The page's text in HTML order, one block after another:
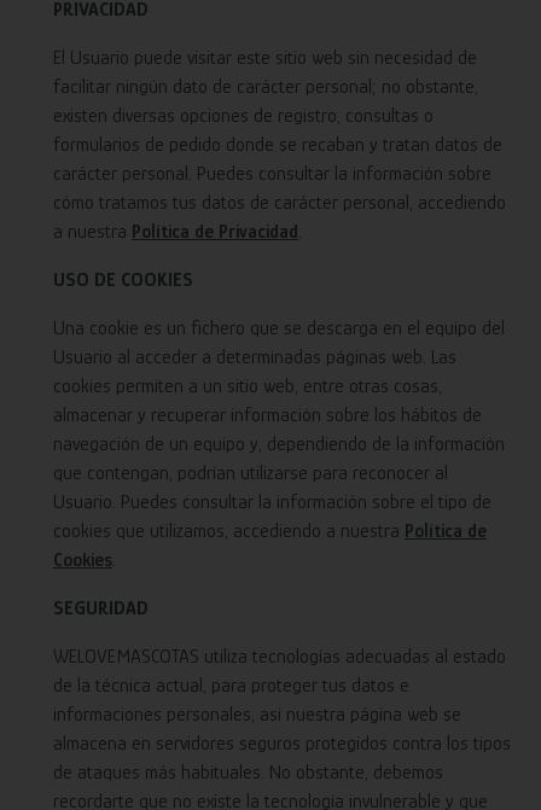
PRIVACIDAD
El Usuario puede visitar este sitio web sin necesidad de
facilitar ningún dato de carácter personal; no obstante,
existen diversas opciones de registro, consultas o
formularios de pedido donde se recaban y tratan datos de
carácter personal. Puedes consultar la información sobre
cómo tratamos tus datos de carácter personal, accediendo
a nuestra Política de Privacidad.
USO DE COOKIES
Una cookie es un fichero que se descarga en el equipo del
Usuario al acceder a determinadas páginas web. Las
cookies permiten a un sitio web, entre otras cosas,
almacenar y recuperar información sobre los hábitos de
navegación de un equipo y, dependiendo de la información
que contengan, podrían utilizarse para reconocer al
Usuario. Puedes consultar la información sobre el tipo de
cookies que utilizamos, accediendo a nuestra Política de
Cookies.
SEGURIDAD
WELOVEMASCOTAS utiliza tecnologías adecuadas al estado
de la técnica actual, para proteger tus datos e
informaciones personales, así nuestra página web se
almacena en servidores seguros protegidos contra los tipos
de ataques más habituales. No obstante, debemos
recordarte que no existe la tecnología invulnerable y que